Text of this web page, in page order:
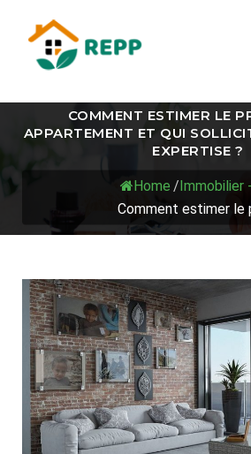
COMMENT ESTIMER LE
APPARTEMENT ET QUI
EXPERTISE ?
Home /Immobilier
Comment estimer le